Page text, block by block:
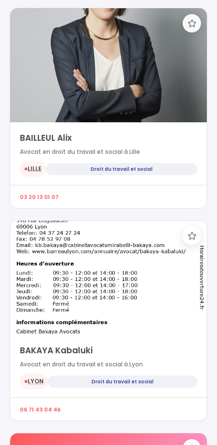
BAILLEUL Alix
Avocat en droit du travail et social à Lille
●LILLE Droit du travail et social
03 20 13 01 07
BAKAYA Kabaluki
Avocat en droit du travail et social à Lyon
●LYON Droit du travail et social
06 71 43 04 46